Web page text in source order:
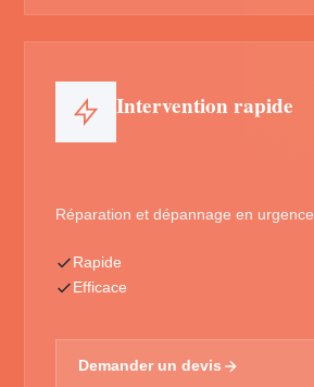
Intervention rapide
Réparation et dépannage en urgence
Rapide
Efficace
Demander un devis